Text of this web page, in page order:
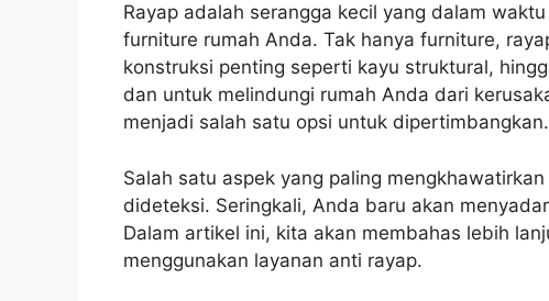
Rayap adalah serangga kecil yang dalam
furniture rumah Anda. Tak hanya furniture,
konstruksi penting seperti kayu struktural,
dan untuk melindungi rumah Anda dari
menjadi salah satu opsi untuk dipertimbangkan.
Salah satu aspek yang paling
dideteksi. Seringkali, Anda baru akan
Dalam artikel ini, kita akan membahas lebih
menggunakan layanan anti rayap.